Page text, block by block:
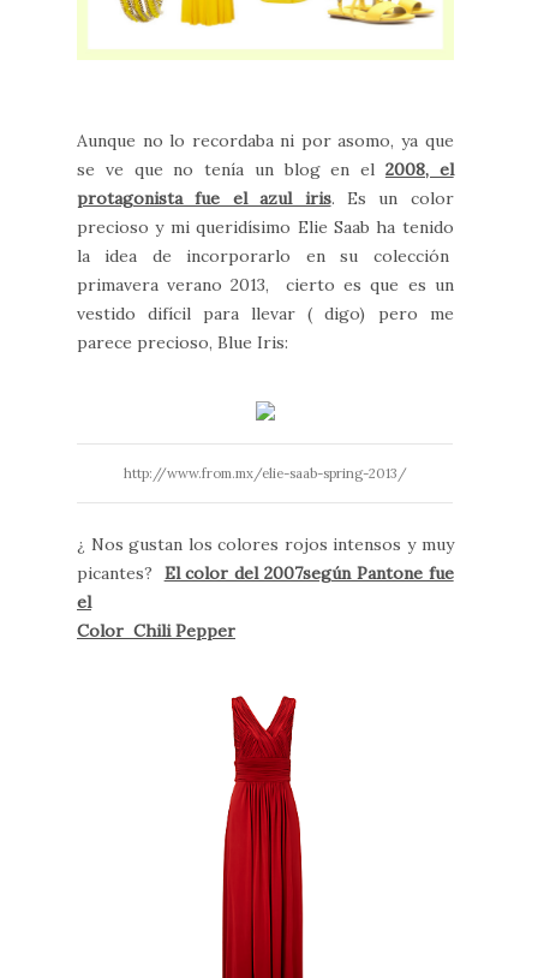
Aunque no lo recordaba ni por asomo, ya que
se ve que no tenía un blog en el 2008, el
protagonista fue el azul iris. Es un color
precioso y mi queridísimo Elie Saab ha tenido
la idea de incorporarlo en su colección
primavera verano 2013, cierto es que es un
vestido difícil para llevar ( digo) pero me
parece precioso, Blue Iris:
http://www.from.mx/elie-saab-spring-2013/
¿ Nos gustan los colores rojos intensos y muy
picantes? El color del 2007según Pantone fue
el
Color Chili Pepper